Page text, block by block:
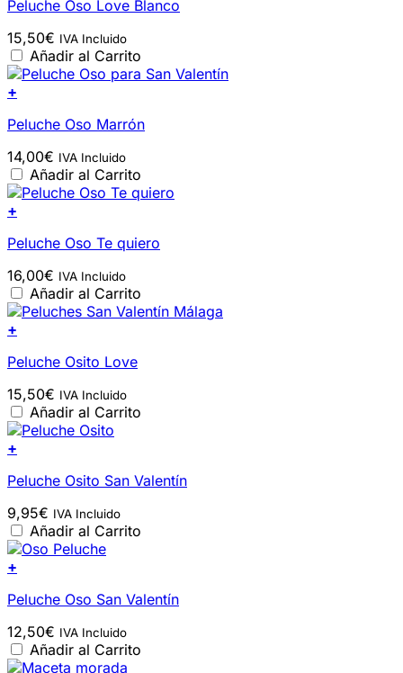
Peluche Oso Love Blanco
15,50€ IVA Incluido
Añadir al Carrito
+
Peluche Oso Marrón
14,00€ IVA Incluido
Añadir al Carrito
+
Peluche Oso Te quiero
16,00€ IVA Incluido
Añadir al Carrito
+
Peluche Osito Love
15,50€ IVA Incluido
Añadir al Carrito
+
Peluche Osito San Valentín
9,95€ IVA Incluido
Añadir al Carrito
+
Peluche Oso San Valentín
12,50€ IVA Incluido
Añadir al Carrito